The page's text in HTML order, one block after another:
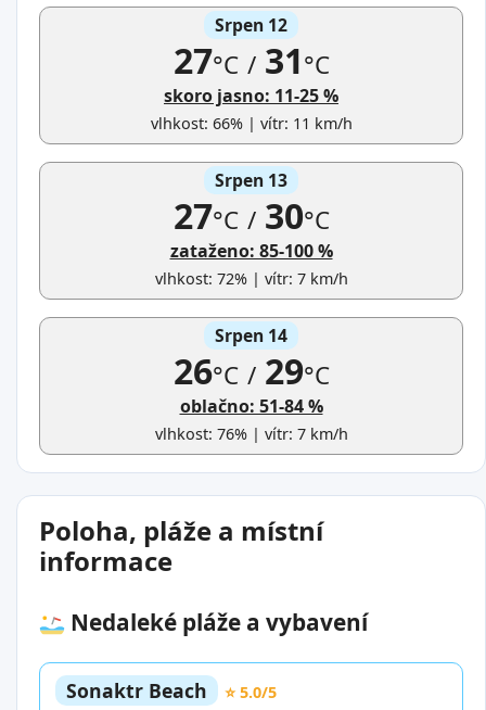
Srpen 12
27°C /31°C
skoro jasno: 11-25 %
vlhkost: 66% | vítr: 11 km/h
Srpen 13
27°C /30°C
zataženo: 85-100 %
vlhkost: 72% | vítr: 7 km/h
Srpen 14
26°C /29°C
oblačno: 51-84 %
vlhkost: 76% | vítr: 7 km/h
Poloha, pláže a místní
informace
Nedaleké pláže a vybavení
Sonaktr Beach
⭐ 5.0/5